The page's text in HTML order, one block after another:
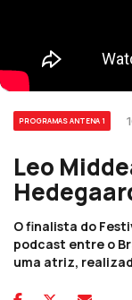
PROGRAMAS ANTENA 1
Leo
O finalista do
podcast entre o
uma atriz,